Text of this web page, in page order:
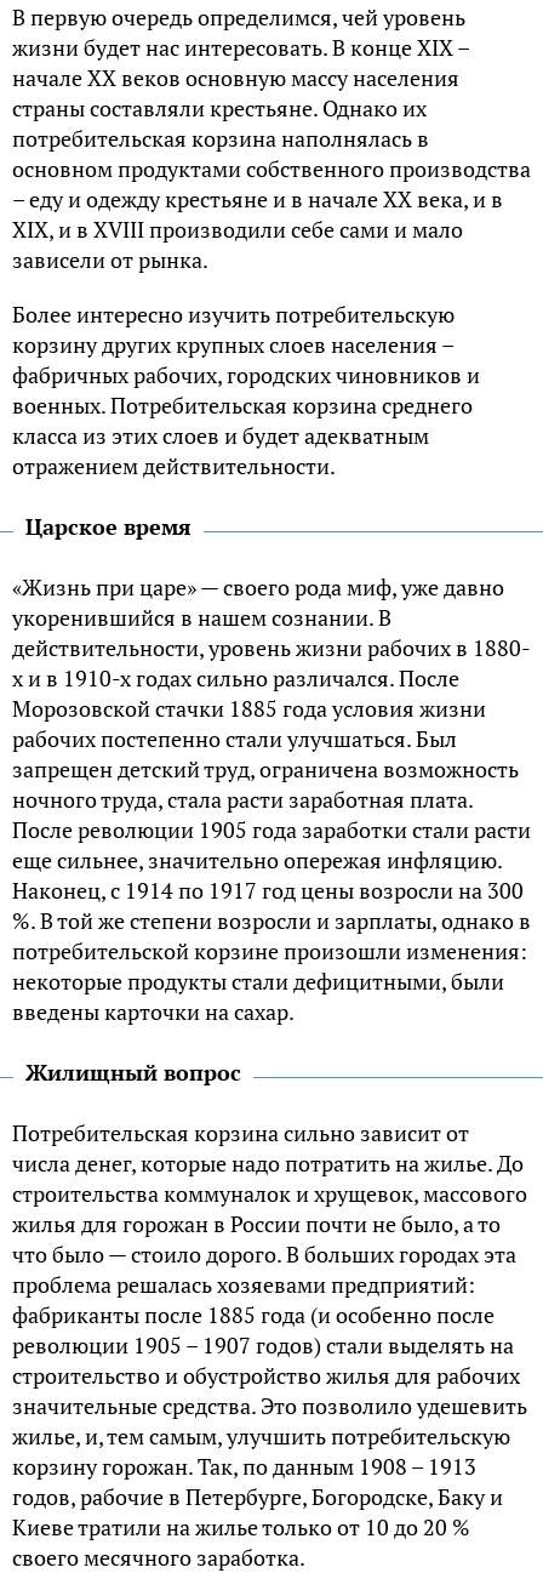
В первую очередь определимся, чей уровень
жизни будет нас интересовать. В конце XIX –
начале ХХ веков основную массу населения
страны составляли крестьяне. Однако их
потребительская корзина наполнялась в
основном продуктами собственного производства
– еду и одежду крестьяне и в начале XX века, и в
XIX, и в XVIII производили себе сами и мало
зависели от рынка.
Более интересно изучить потребительскую
корзину других крупных слоев населения –
фабричных рабочих, городских чиновников и
военных. Потребительская корзина среднего
класса из этих слоев и будет адекватным
отражением действительности.
Царское время
«Жизнь при царе» — своего рода миф, уже давно
укоренившийся в нашем сознании. В
действительности, уровень жизни рабочих в 1880-
х и в 1910-х годах сильно различался. После
Морозовской стачки 1885 года условия жизни
рабочих постепенно стали улучшаться. Был
запрещен детский труд, ограничена возможность
ночного труда, стала расти заработная плата.
После революции 1905 года заработки стали расти
еще сильнее, значительно опережая инфляцию.
Наконец, с 1914 по 1917 год цены возросли на 300
%. В той же степени возросли и зарплаты, однако в
потребительской корзине произошли изменения:
некоторые продукты стали дефицитными, были
введены карточки на сахар.
Жилищный вопрос
Потребительская корзина сильно зависит от
числа денег, которые надо потратить на жилье. До
строительства коммуналок и хрущевок, массового
жилья для горожан в России почти не было, а то
что было — стоило дорого. В больших городах эта
проблема решалась хозяевами предприятий:
фабриканты после 1885 года (и особенно после
революции 1905 – 1907 годов) стали выделять на
строительство и обустройство жилья для рабочих
значительные средства. Это позволило удешевить
жилье, и, тем самым, улучшить потребительскую
корзину горожан. Так, по данным 1908 – 1913
годов, рабочие в Петербурге, Богородске, Баку и
Киеве тратили на жилье только от 10 до 20 %
своего месячного заработка.